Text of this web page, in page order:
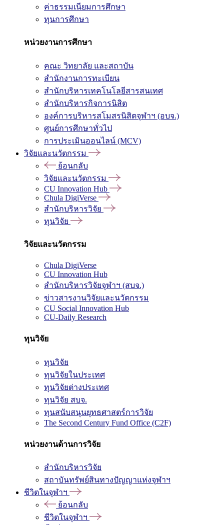
ค่าธรรมเนียมการศึกษา
ทุนการศึกษา
หน่วยงานการศึกษา
คณะ วิทยาลัย และสถาบัน
สำนักงานการทะเบียน
สำนักบริหารเทคโนโลยีสารสนเทศ
สำนักบริหารกิจการนิสิต
องค์การบริหารสโมสรนิสิตจุฬาฯ (อบจ.)
ศูนย์การศึกษาทั่วไป
การประเมินออนไลน์ (MCV)
วิจัยและนวัตกรรม
ย้อนกลับ
วิจัยและนวัตกรรม
CU Innovation Hub
Chula DigiVerse
สำนักบริหารวิจัย
ทุนวิจัย
วิจัยและนวัตกรรม
Chula DigiVerse
CU Innovation Hub
สำนักบริหารวิจัยจุฬาฯ (สบจ.)
ข่าวสารงานวิจัยและนวัตกรรม
CU Social Innovation Hub
CU-Daily Research
ทุนวิจัย
ทุนวิจัย
ทุนวิจัยในประเทศ
ทุนวิจัยต่างประเทศ
ทุนวิจัย สบจ.
ทุนสนับสนุนยุทธศาสตร์การวิจัย
The Second Century Fund Office (C2F)
หน่วยงานด้านการวิจัย
สำนักบริหารวิจัย
สถาบันทรัพย์สินทางปัญญาแห่งจุฬาฯ
ชีวิตในจุฬาฯ
ย้อนกลับ
ชีวิตในจุฬาฯ